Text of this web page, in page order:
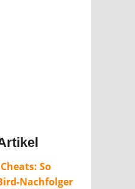
So
Nachfolger